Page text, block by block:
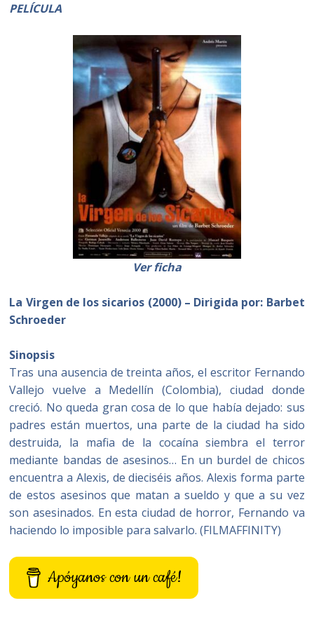
PELÍCULA
Ver ficha
La Virgen de los sicarios (2000) – Dirigida por: Barbet
Schroeder
Sinopsis
Tras una ausencia de treinta años, el escritor Fernando
Vallejo vuelve a Medellín (Colombia), ciudad donde
creció. No queda gran cosa de lo que había dejado: sus
padres están muertos, una parte de la ciudad ha sido
destruida, la mafia de la cocaína siembra el terror
mediante bandas de asesinos… En un burdel de chicos
encuentra a Alexis, de dieciséis años. Alexis forma parte
de estos asesinos que matan a sueldo y que a su vez
son asesinados. En esta ciudad de horror, Fernando va
haciendo lo imposible para salvarlo. (FILMAFFINITY)
Apóyanos con un café!